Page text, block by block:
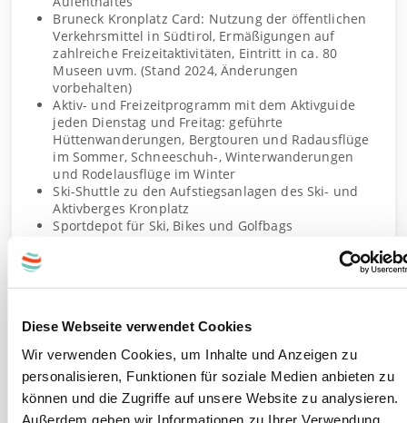
Diese Webseite verwendet Cookies
Wir verwenden Cookies, um Inhalte und Anzeigen zu
personalisieren, Funktionen für soziale Medien anbieten zu
können und die Zugriffe auf unsere Website zu analysieren.
Außerdem geben wir Informationen zu Ihrer Verwendung
Bruneck Kronplatz Card: Nutzung der öffentlichen
Verkehrsmittel in Südtirol, Ermäßigungen auf
zahlreiche Freizeitaktivitäten, Eintritt in ca. 80
Museen uvm. (Stand 2024, Änderungen
vorbehalten)
Aktiv- und Freizeitprogramm mit dem Aktivguide
jeden Dienstag und Freitag: geführte
Hüttenwanderungen, Bergtouren und Radausflüge
im Sommer, Schneeschuh-, Winterwanderungen
und Rodelausflüge im Winter
Ski-Shuttle zu den Aufstiegsanlagen des Ski- und
Aktivberges Kronplatz
Sportdepot für Ski, Bikes und Golfbags
Information
Dieser Gutschein ist einlösbar 3 Jahre ab Kauf.
Ausgenommen: Weihnachten, Silvester, Ostern,